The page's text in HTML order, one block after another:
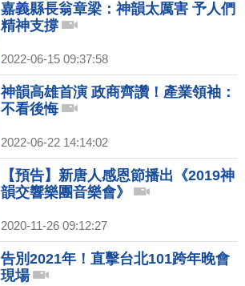
嘉義縣長翁章梁：神韻太厲害 予人們
精神支撐
2022-06-15 09:37:58
神韻高雄首演 政商齊讚！產業領袖：
不看後悔
2022-06-22 14:14:02
【預告】新唐人感恩節播出《2019神
韻交響樂團音樂會》
2020-11-26 09:12:27
告別2021年！直擊台北101跨年晚會
現場